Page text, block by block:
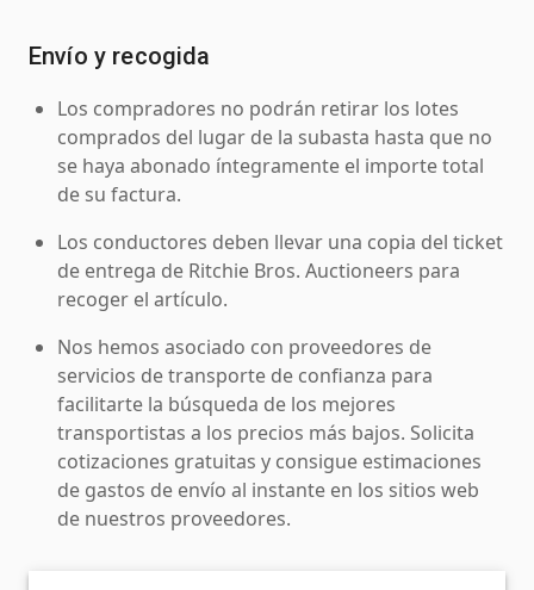
Envío y recogida
Los compradores no podrán retirar los lotes
comprados del lugar de la subasta hasta que no
se haya abonado íntegramente el importe total
de su factura.
Los conductores deben llevar una copia del ticket
de entrega de Ritchie Bros. Auctioneers para
recoger el artículo.
Nos hemos asociado con proveedores de
servicios de transporte de confianza para
facilitarte la búsqueda de los mejores
transportistas a los precios más bajos. Solicita
cotizaciones gratuitas y consigue estimaciones
de gastos de envío al instante en los sitios web
de nuestros proveedores.